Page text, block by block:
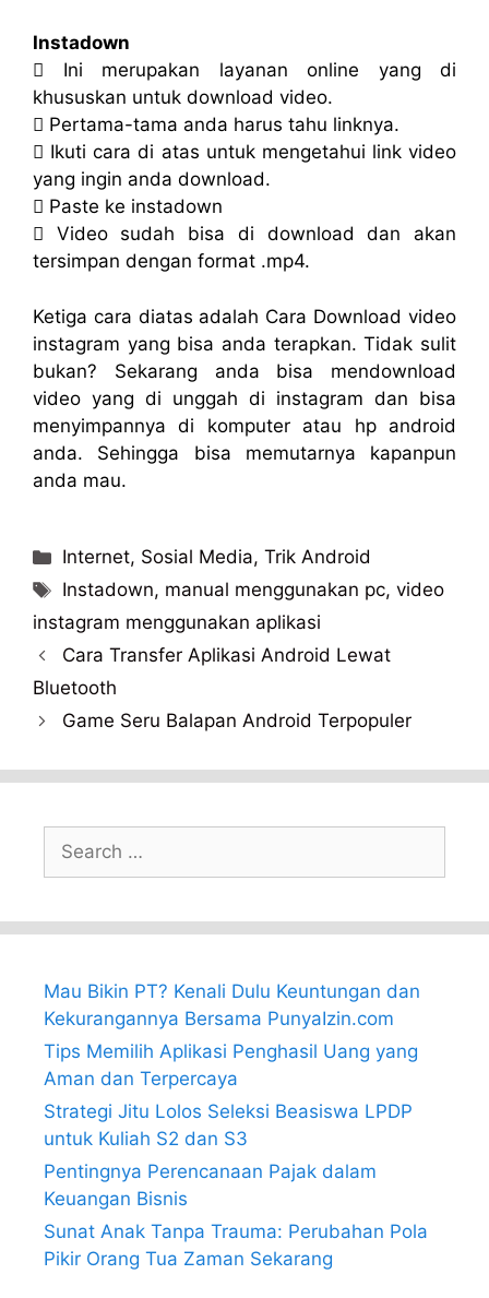
Instadown
 Ini merupakan layanan online yang di
khususkan untuk download video.
 Pertama-tama anda harus tahu linknya.
 Ikuti cara di atas untuk mengetahui link video
yang ingin anda download.
 Paste ke instadown
 Video sudah bisa di download dan akan
tersimpan dengan format .mp4.
Ketiga cara diatas adalah Cara Download video
instagram yang bisa anda terapkan. Tidak sulit
bukan? Sekarang anda bisa mendownload
video yang di unggah di instagram dan bisa
menyimpannya di komputer atau hp android
anda. Sehingga bisa memutarnya kapanpun
anda mau.
Categories
Internet, Sosial Media,Trik Android
Tags
Instadown, manual menggunakan pc,video
instagram menggunakan aplikasi
Cara Transfer Aplikasi Android Lewat
Bluetooth
Game Seru Balapan Android Terpopuler
Search
for:
Mau Bikin PT? Kenali Dulu Keuntungan dan
Kekurangannya Bersama PunyaIzin.com
Tips Memilih Aplikasi Penghasil Uang yang
Aman dan Terpercaya
Strategi Jitu Lolos Seleksi Beasiswa LPDP
untuk Kuliah S2 dan S3
Pentingnya Perencanaan Pajak dalam
Keuangan Bisnis
Sunat Anak Tanpa Trauma: Perubahan Pola
Pikir Orang Tua Zaman Sekarang